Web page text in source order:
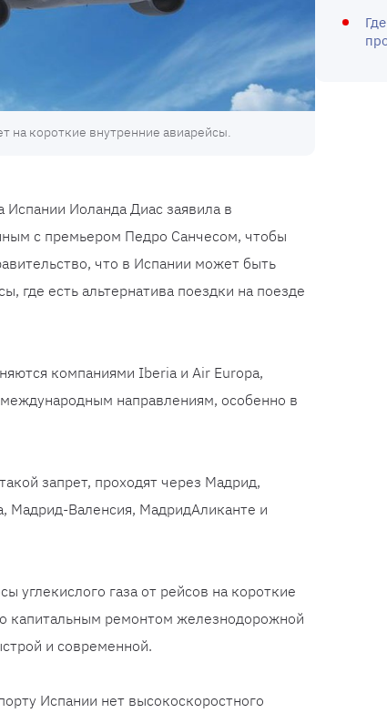
на короткие внутренние авиарейсы.
Иоланда Диас заявила в
с премьером Педро Санчесом, чтобы
что в Испании может быть
где есть альтернатива поездки на поезде
компаниями Iberia и Air Europa,
направлениям, особенно в
запрет, проходят через Мадрид,
Мадрид-Валенсия, МадридАликанте и
углекислого газа от рейсов на короткие
капитальным ремонтом железнодорожной
и современной.
Испании нет высокоскоростного